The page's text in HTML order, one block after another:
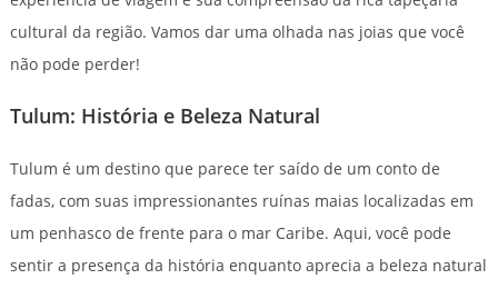
cultural da região. Vamos dar uma olhada nas joias que você
não pode perder!
Tulum: História e Beleza Natural
Tulum é um destino que parece ter saído de um conto de
fadas, com suas impressionantes ruínas maias localizadas em
um penhasco de frente para o mar Caribe. Aqui, você pode
sentir a presença da história enquanto aprecia a beleza natural